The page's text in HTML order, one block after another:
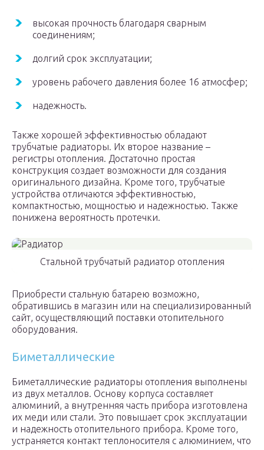
высокая прочность благодаря сварным
соединениям;
долгий срок эксплуатации;
уровень рабочего давления более 16 атмосфер;
надежность.
Также хорошей эффективностью обладают
трубчатые радиаторы. Их второе название –
регистры отопления. Достаточно простая
конструкция создает возможности для создания
оригинального дизайна. Кроме того, трубчатые
устройства отличаются эффективностью,
компактностью, мощностью и надежностью. Также
понижена вероятность протечки.
Стальной трубчатый радиатор отопления
Приобрести стальную батарею возможно,
обратившись в магазин или на специализированный
сайт, осуществляющий поставки отопительного
оборудования.
Биметаллические
Биметаллические радиаторы отопления выполнены
из двух металлов. Основу корпуса составляет
алюминий, а внутренняя часть прибора изготовлена
их меди или стали. Это повышает срок эксплуатации
и надежность отопительного прибора. Кроме того,
устраняется контакт теплоносителя с алюминием, что